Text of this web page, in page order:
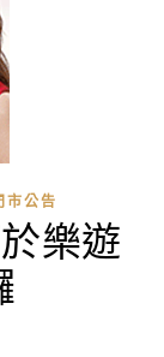
市公告
樂遊